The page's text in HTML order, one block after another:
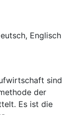
Englisch
sind
der
Es ist die